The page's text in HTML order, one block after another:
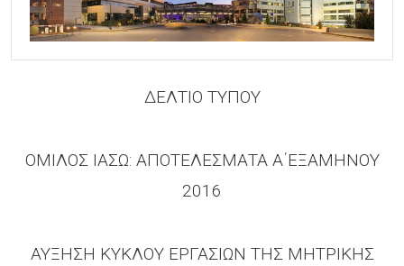
ΔΕΛΤΙΟ ΤΥΠΟΥ
ΟΜΙΛΟΣ ΙΑΣΩ: ΑΠΟΤΕΛΕΣΜΑΤΑ Α΄ΕΞΑΜΗΝΟΥ
2016
ΑΥΞΗΣΗ ΚΥΚΛΟΥ ΕΡΓΑΣΙΩΝ ΤΗΣ ΜΗΤΡΙΚΗΣ